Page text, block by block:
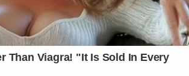
Than Viagra! "It Is Sold In Every